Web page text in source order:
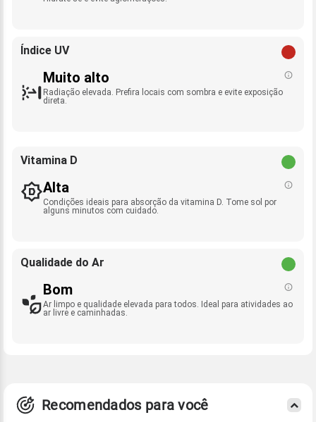
Índice UV
Muito alto
Radiação elevada. Prefira locais com sombra e evite exposição
direta.
Vitamina D
Alta
Condições ideais para absorção da vitamina D. Tome sol por
alguns minutos com cuidado.
Qualidade do Ar
Bom
Ar limpo e qualidade elevada para todos. Ideal para atividades ao
ar livre e caminhadas.
Recomendados para você